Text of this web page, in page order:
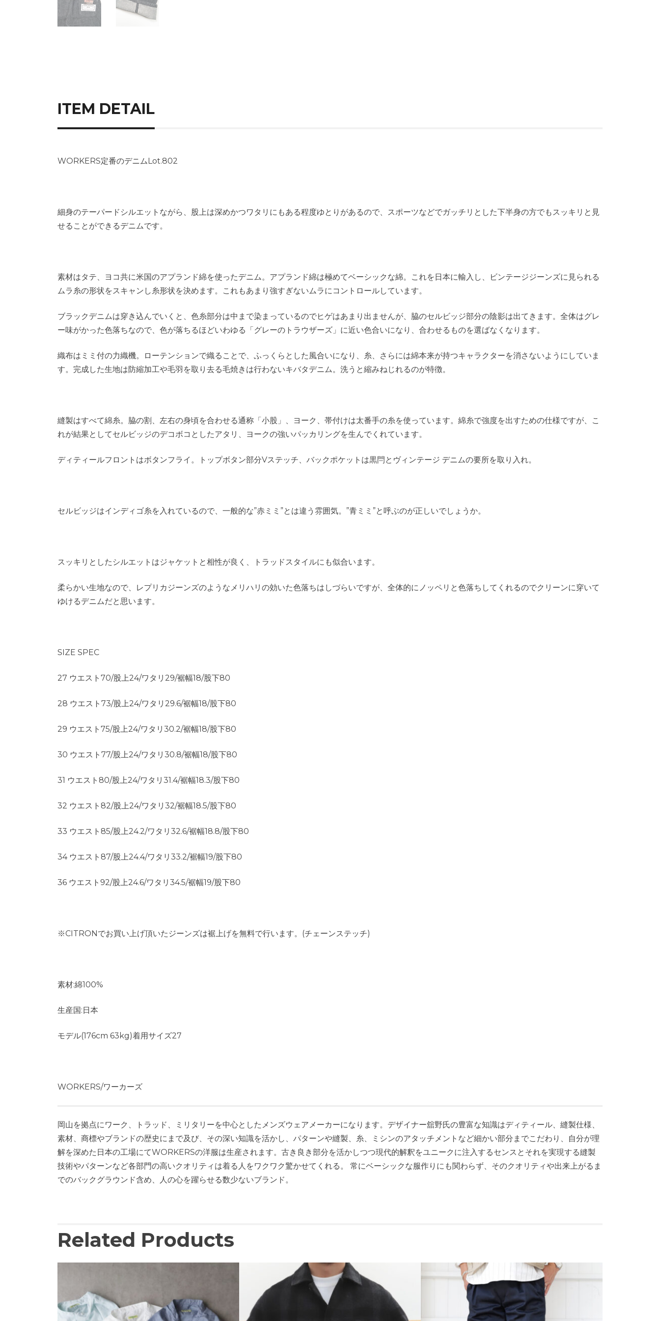
ITEM DETAIL
WORKERS定番のデニムLot.802
細身のテーパードシルエットながら、股上は深めかつワタリにもある程度ゆとりがあるので、スポーツなどでガッチリとした下半身の方でもスッキリと見
せることができるデニムです。
素材はタテ、ヨコ共に米国のアプランド綿を使ったデニム。アプランド綿は極めてベーシックな綿。これを日本に輸入し、ビンテージジーンズに見られる
ムラ糸の形状をスキャンし糸形状を決めます。これもあまり強すぎないムラにコントロールしています。
ブラックデニムは穿き込んでいくと、色糸部分は中まで染まっているのでヒゲはあまり出ませんが、脇のセルビッジ部分の陰影は出てきます。全体はグレ
ー味がかった色落ちなので、色が落ちるほどいわゆる「グレーのトラウザーズ」に近い色合いになり、合わせるものを選ばなくなります。
織布はミミ付の力織機。ローテンションで織ることで、ふっくらとした風合いになり、糸、さらには綿本来が持つキャラクターを消さないようにしていま
す。完成した生地は防縮加工や毛羽を取り去る毛焼きは行わないキバタデニム。洗うと縮みねじれるのが特徴。
縫製はすべて綿糸。脇の割、左右の身頃を合わせる通称「小股」、ヨーク、帯付けは太番手の糸を使っています。綿糸で強度を出すための仕様ですが、こ
れが結果としてセルビッジのデコボコとしたアタリ、ヨークの強いパッカリングを生んでくれています。
ディティールフロントはボタンフライ。トップボタン部分Vステッチ、バックポケットは黒閂とヴィンテージ デニムの要所を取り入れ。
セルビッジはインディゴ糸を入れているので、一般的な”赤ミミ”とは違う雰囲気。”青ミミ”と呼ぶのが正しいでしょうか。
スッキリとしたシルエットはジャケットと相性が良く、トラッドスタイルにも似合います。
柔らかい生地なので、レプリカジーンズのようなメリハリの効いた色落ちはしづらいですが、全体的にノッペリと色落ちしてくれるのでクリーンに穿いて
ゆけるデニムだと思います。
SIZE SPEC
27 ウエスト70/股上24/ワタリ29/裾幅18/股下80
28 ウエスト73/股上24/ワタリ29.6/裾幅18/股下80
29 ウエスト75/股上24/ワタリ30.2/裾幅18/股下80
30 ウエスト77/股上24/ワタリ30.8/裾幅18/股下80
31 ウエスト80/股上24/ワタリ31.4/裾幅18.3/股下80
32 ウエスト82/股上24/ワタリ32/裾幅18.5/股下80
33 ウエスト85/股上24.2/ワタリ32.6/裾幅18.8/股下80
34 ウエスト87/股上24.4/ワタリ33.2/裾幅19/股下80
36 ウエスト92/股上24.6/ワタリ34.5/裾幅19/股下80
※CITRONでお買い上げ頂いたジーンズは裾上げを無料で行います。(チェーンステッチ)
素材:綿100%
生産国:日本
モデル(176cm 63kg)着用サイズ27
WORKERS/ワーカーズ
岡山を拠点にワーク、トラッド、ミリタリーを中心としたメンズウェアメーカーになります。デザイナー舘野氏の豊富な知識はディティール、縫製仕様、
素材、商標やブランドの歴史にまで及び、その深い知識を活かし、パターンや縫製、糸、ミシンのアタッチメントなど細かい部分までこだわり、自分が理
解を深めた日本の工場にてWORKERSの洋服は生産されます。古き良き部分を活かしつつ現代的解釈をユニークに注入するセンスとそれを実現する縫製
技術やパターンなど各部門の高いクオリティは着る人をワクワク驚かせてくれる。 常にベーシックな服作りにも関わらず、そのクオリティや出来上がるま
でのバックグラウンド含め、人の心を躍らせる数少ないブランド。
Related Products